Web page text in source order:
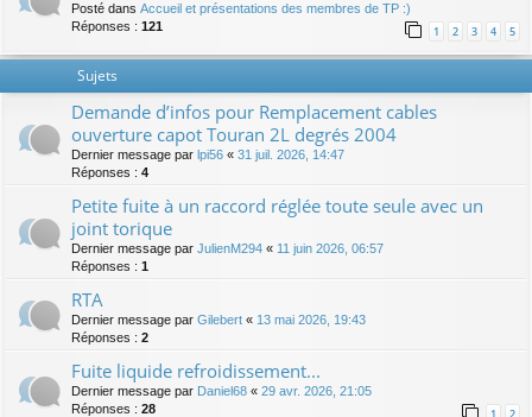
Posté dans Accueil et présentations des membres de TP :)
Réponses : 121 1 2 3 4 5
Sujets
Demande d’infos pour Remplacement cables
ouverture capot Touran 2L degrés 2004
Dernier message par lpi56 « 31 juil. 2026, 14:47
Réponses : 4
Petite fuite à un raccord réglée toute seule avec un
joint torique
Dernier message par JulienM294 « 11 juin 2026, 06:57
Réponses : 1
RTA
Dernier message par Gilebert « 13 mai 2026, 19:43
Réponses : 2
Fuite liquide refroidissement...
Dernier message par Daniel68 « 29 avr. 2026, 21:05
Réponses : 28